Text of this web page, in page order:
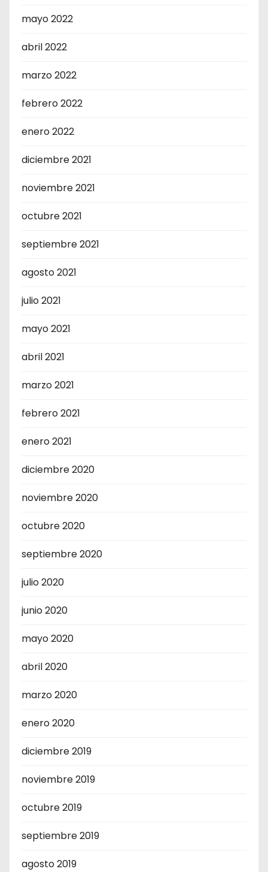
mayo 2022
abril 2022
marzo 2022
febrero 2022
enero 2022
diciembre 2021
noviembre 2021
octubre 2021
septiembre 2021
agosto 2021
julio 2021
mayo 2021
abril 2021
marzo 2021
febrero 2021
enero 2021
diciembre 2020
noviembre 2020
octubre 2020
septiembre 2020
julio 2020
junio 2020
mayo 2020
abril 2020
marzo 2020
enero 2020
diciembre 2019
noviembre 2019
octubre 2019
septiembre 2019
agosto 2019